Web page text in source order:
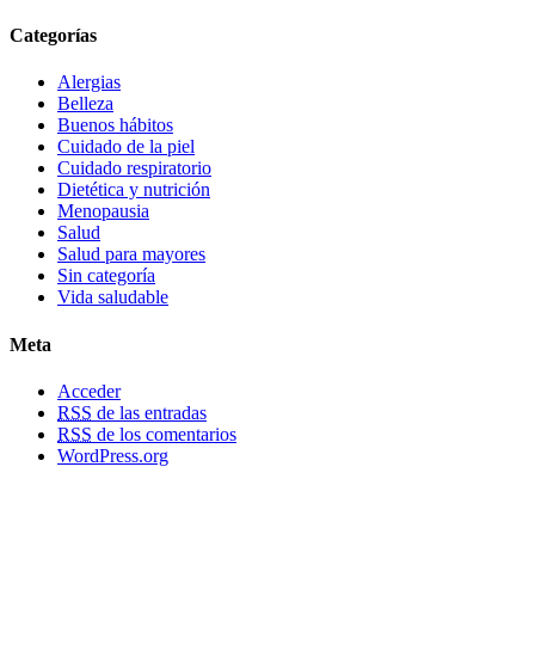
Categorías
Alergias
Belleza
Buenos hábitos
Cuidado de la piel
Cuidado respiratorio
Dietética y nutrición
Menopausia
Salud
Salud para mayores
Sin categoría
Vida saludable
Meta
Acceder
RSS de las entradas
RSS de los comentarios
WordPress.org